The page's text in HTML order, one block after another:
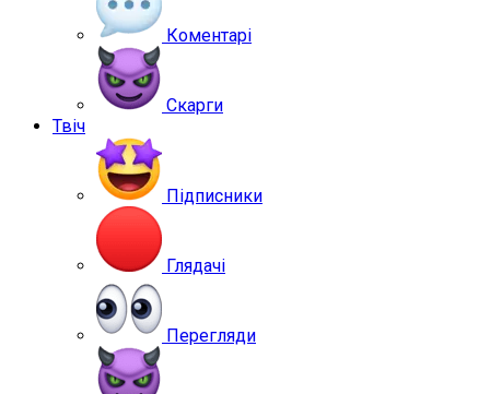
Коментарі
Скарги
Твіч
Підписники
Глядачі
Перегляди